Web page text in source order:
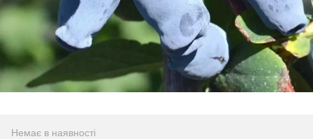
Немає в наявності